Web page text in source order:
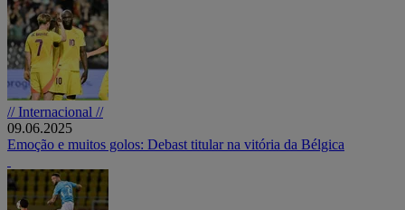
// Internacional //
09.06.2025
Emoção e muitos golos: Debast titular na vitória da Bélgica